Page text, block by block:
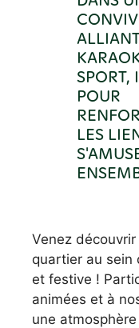
ALLIANT
SPORT,
POUR
LES
Venez découvrir
quartier au sein
et festive !
animées et à
une